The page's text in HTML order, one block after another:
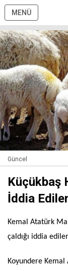
MENÜ
Güncel
Küçükbaş
İddia
Kemal Atatürk
çaldığı iddia
Koyundere Kemal